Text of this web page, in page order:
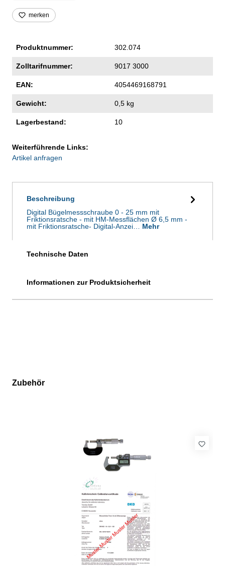
merken
Produktnummer: 302.074
Zolltarifnummer: 9017 3000
EAN: 4054469168791
Gewicht: 0,5 kg
Lagerbestand: 10
Weiterführende Links:
Artikel anfragen
Beschreibung
Digital Bügelmessschraube 0 - 25 mm mit
Friktionsratsche - mit HM-Messflächen Ø 6,5 mm -
mit Friktionsratsche- Digital-Anzei… Mehr
Technische Daten
Informationen zur Produktsicherheit
Produktgalerie überspringen
Zubehör